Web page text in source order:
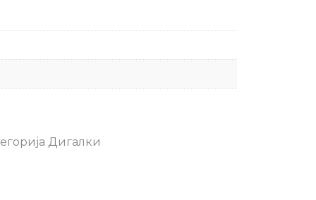
Дигалки